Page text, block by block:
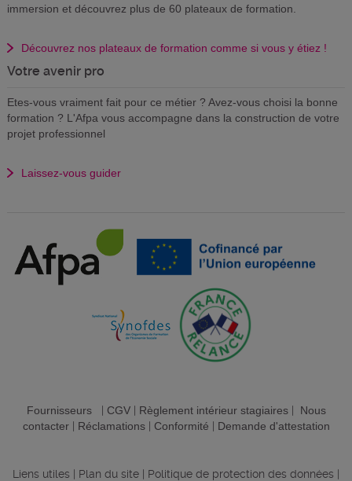
immersion et découvrez plus de 60 plateaux de formation.
Découvrez nos plateaux de formation comme si vous y étiez !
Votre avenir pro
Etes-vous vraiment fait pour ce métier ? Avez-vous choisi la bonne
formation ? L'Afpa vous accompagne dans la construction de votre
projet professionnel
Laissez-vous guider
Fournisseurs| CGV| Règlement intérieur stagiaires| Nous
contacter| Réclamations| Conformité Demande d'attestation
Liens utiles Plan du site Politique de protection des données